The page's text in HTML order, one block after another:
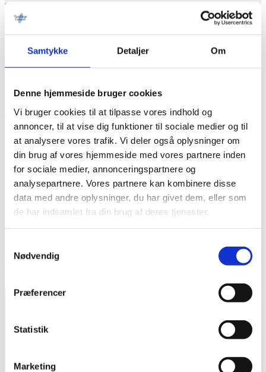
Samtykke Detaljer Om
Denne hjemmeside bruger cookies
Vi bruger cookies til at tilpasse vores indhold og
annoncer, til at vise dig funktioner til sociale medier og til
at analysere vores trafik. Vi deler også oplysninger om
din brug af vores hjemmeside med vores partnere inden
for sociale medier, annonceringspartnere og
analysepartnere. Vores partnere kan kombinere disse
data med andre oplysninger, du har givet dem, eller som
de har indsamlet fra din brug af deres tjenester.
Nødvendig
Præferencer
Statistik
Marketing
vil vi gøre alt, hvad vi kan for at hjælpe dig samme dag. Vi
prioriterer god service og tryg tandbehandling højt – også når dit
behov er akut!
Kommunal tandlægevagt
Skulle du være så uheldig at få et akut problem i weekenden eller en
Tandlægevagten Århus:
Valdemarsgade 1 D, stuen th.
8000 Aarhus C
Åbningstider:
Fredag: 18.00-21.00
Lørdag, søndag og helligdage: 10.00-13.00
Telefon:
Telefontider: